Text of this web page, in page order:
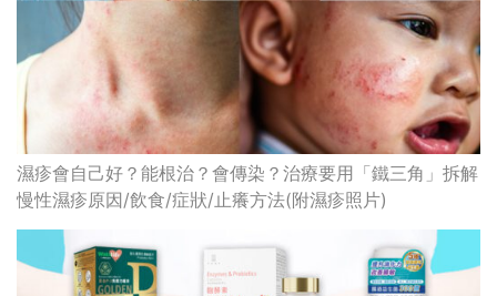
濕疹會自己好？能根治？會傳染？治療要用「鐵三角」拆解
慢性濕疹原因/飲食/症狀/止癢方法(附濕疹照片)